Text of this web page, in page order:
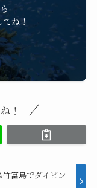
ね！
！
富島でダイビン